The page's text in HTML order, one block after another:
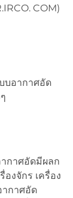
COM)
บอากาศอัด
กาศอัดมีผลก
งจักร เครื่อง
กาศอัด